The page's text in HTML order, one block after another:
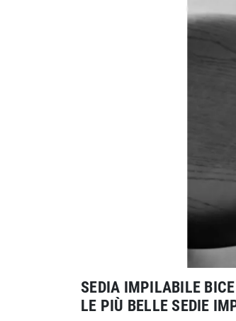
SEDIA IMPILABILE
LE PIÙ BELLE SEDIE